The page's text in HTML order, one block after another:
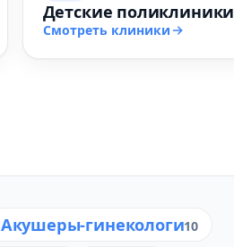
Детские поликлиники
Смотреть клиники
Акушеры-гинекологи10